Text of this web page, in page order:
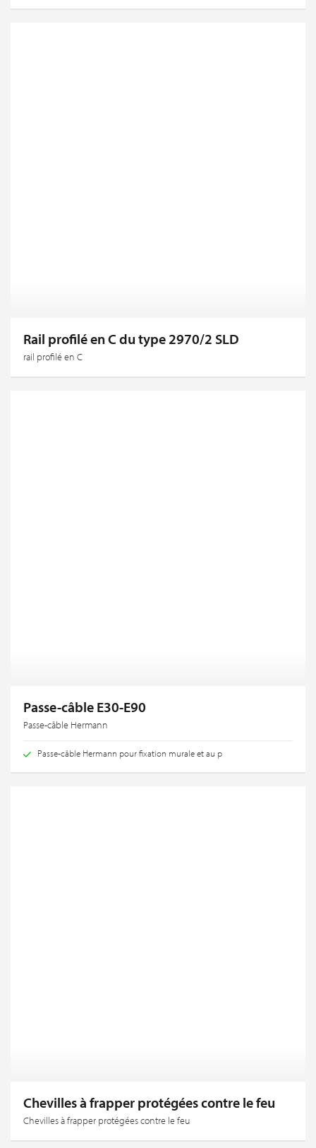
Rail profilé en C du type 2970/2 SLD
rail profilé en C
Passe-câble E30-E90
Passe-câble Hermann
Passe-câble Hermann pour fixation murale et au p
Chevilles à frapper protégées contre le feu
Chevilles à frapper protégées contre le feu